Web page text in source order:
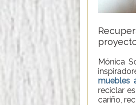
Mónica
muebles
reciclar
cariño,